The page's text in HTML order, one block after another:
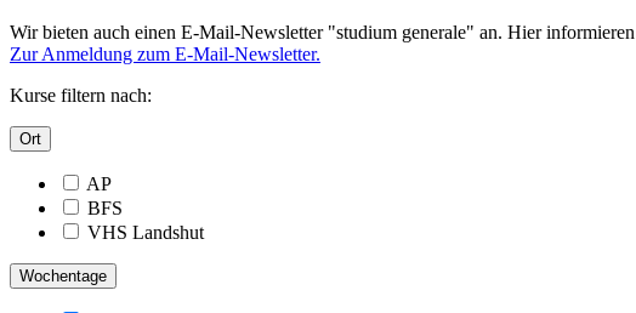
Wir bieten auch einen E-Mail-Newsletter "studium generale" an. Hier
Zur Anmeldung zum E-Mail-Newsletter.
Kurse filtern nach:
Ort
AP
BFS
VHS Landshut
Wochentage